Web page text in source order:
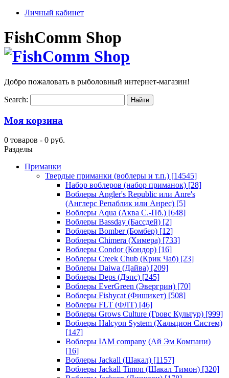
Личный кабинет
FishComm Shop
Добро пожаловать в рыболовный интернет-магазин!
Search:
Моя корзина
0 товаров - 0 руб.
Разделы
Приманки
Твердые приманки (воблеры и т.п.) [14545]
Набор воблеров (набор приманок) [28]
Воблеры Angler's Republic или Anre's
(Англерс Репаблик или Анрес) [5]
Воблеры Aqua (Аква С.-Пб.) [648]
Воблеры Bassday (Бассдей) [2]
Воблеры Bomber (Бомбер) [12]
Воблеры Chimera (Химера) [733]
Воблеры Condor (Кондор) [16]
Воблеры Creek Chub (Крик Чаб) [23]
Воблеры Daiwa (Дайва) [209]
Воблеры Deps (Дэпс) [245]
Воблеры EverGreen (Эвергрин) [70]
Воблеры Fishycat (Фишикет) [508]
Воблеры FLT (ФЛТ) [46]
Воблеры Grows Culture (Гровс Культур) [999]
Воблеры Halcyon System (Хальцион Систем)
[147]
Воблеры IAM company (Ай Эм Компани)
[16]
Воблеры Jackall (Шакал) [1157]
Воблеры Jackall Timon (Шакал Тимон) [320]